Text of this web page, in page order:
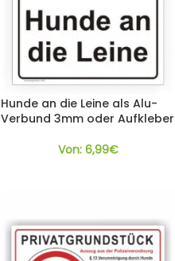
Hunde an die Leine als Alu-
Verbund 3mm oder Aufkleber
Von: 6,99€